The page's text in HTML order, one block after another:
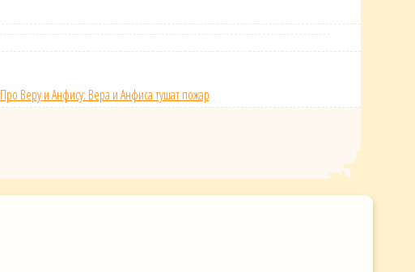
Про Веру и Анфису: Вера и Анфиса тушат пожар